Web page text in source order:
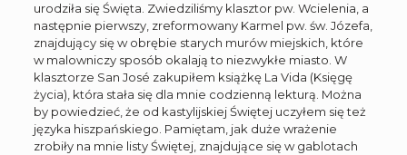
urodziła się Święta. Zwiedziliśmy klasztor pw. Wcielenia, a
następnie pierwszy, zreformowany Karmel pw. św. Józefa,
znajdujący się w obrębie starych murów miejskich, które
w malowniczy sposób okalają to niezwykłe miasto. W
klasztorze San José zakupiłem książkę La Vida (Księgę
życia), która stała się dla mnie codzienną lekturą. Można
by powiedzieć, że od kastylijskiej Świętej uczyłem się też
języka hiszpańskiego. Pamiętam, jak duże wrażenie
zrobiły na mnie listy Świętej, znajdujące się w gablotach